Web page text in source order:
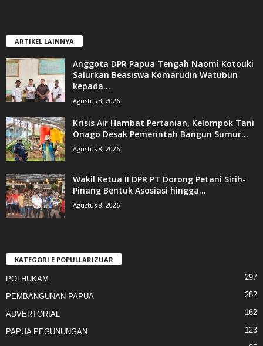
ARTIKEL LAINNYA
Anggota DPR Papua Tengah Naomi Kotouki
Salurkan Beasiswa Komarudin Watubun
kepada...
Agustus 8, 2026
Krisis Air Hambat Pertanian, Kelompok Tani
Onago Desak Pemerintah Bangun Sumur...
Agustus 8, 2026
Wakil Ketua II DPR PT Dorong Petani Sirih-
Pinang Bentuk Asosiasi hingga...
Agustus 8, 2026
KATEGORI E POPULLARIZUAR
POLHUKAM 297
PEMBANGUNAN PAPUA 282
ADVERTORIAL 162
PAPUA PEGUNUNGAN 123